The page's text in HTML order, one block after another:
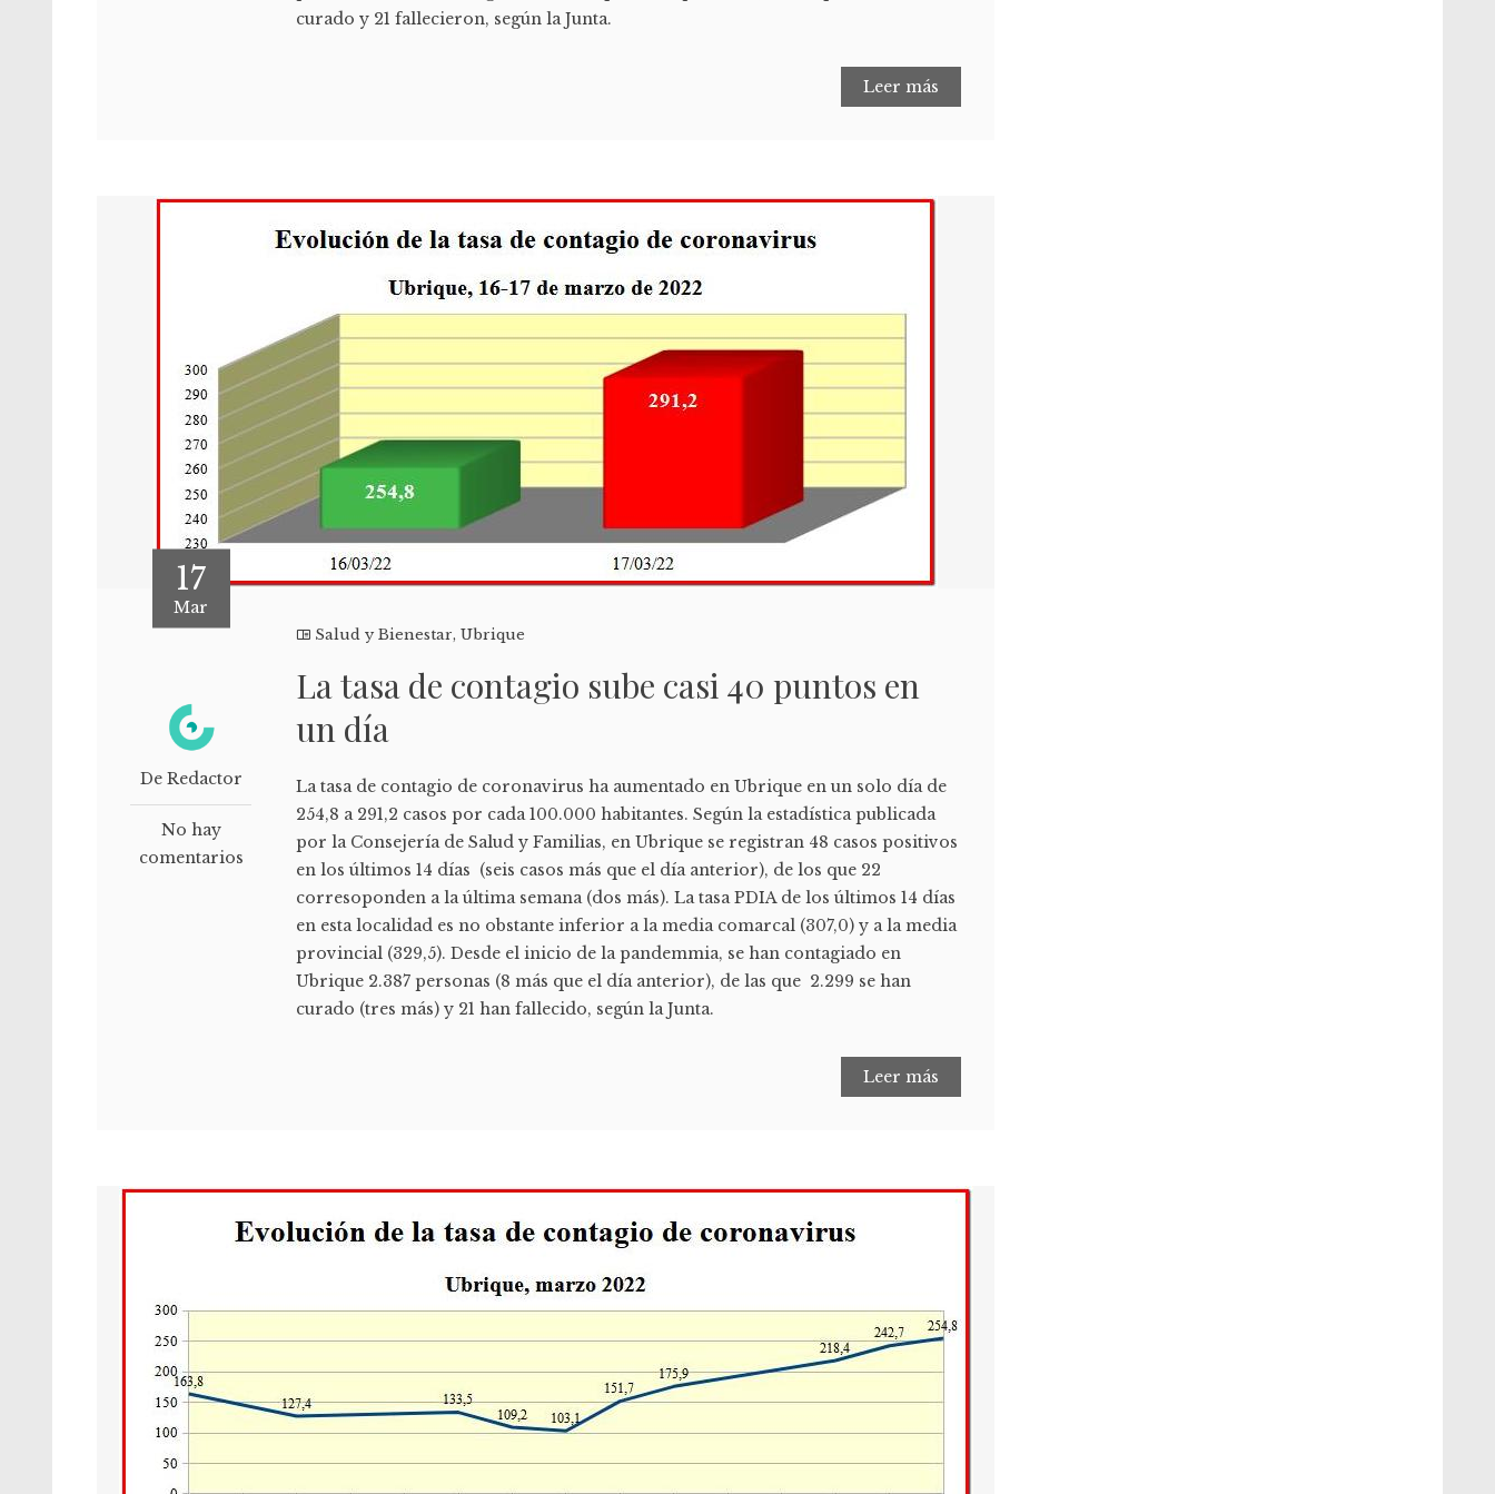
curado y 21 fallecieron, según la Junta.
Leer más
17
Mar
De Redactor
No hay
comentarios
Salud y Bienestar,Ubrique
La tasa de contagio sube casi 40 puntos en
un día
La tasa de contagio de coronavirus ha aumentado en Ubrique en un solo día de
254,8 a 291,2 casos por cada 100.000 habitantes. Según la estadística publicada
por la Consejería de Salud y Familias, en Ubrique se registran 48 casos positivos
en los últimos 14 días (seis casos más que el día anterior), de los que 22
corresoponden a la última semana (dos más). La tasa PDIA de los últimos 14 días
en esta localidad es no obstante inferior a la media comarcal (307,0) y a la media
provincial (329,5). Desde el inicio de la pandemmia, se han contagiado en
Ubrique 2.387 personas (8 más que el día anterior), de las que 2.299 se han
curado (tres más) y 21 han fallecido, según la Junta.
Leer más